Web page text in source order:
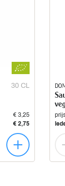
30 CL
€ 3,25
€ 2,75